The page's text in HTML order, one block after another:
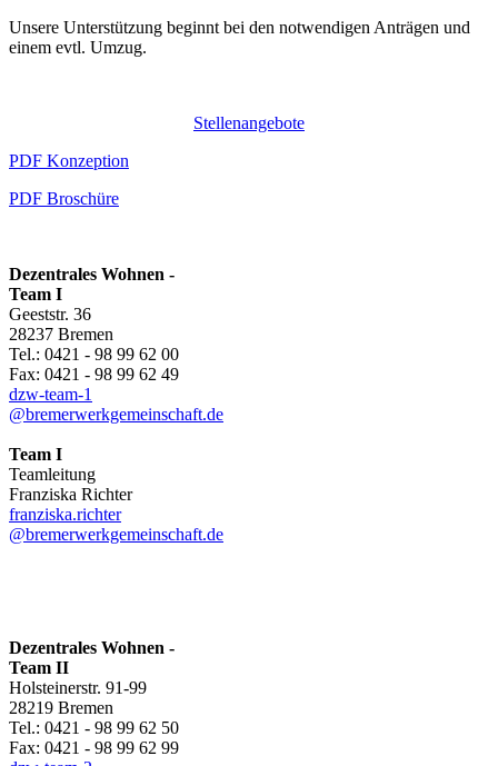
Unsere Unterstützung beginnt bei den notwendigen Anträgen und
einem evtl. Umzug.
Stellenangebote
PDF Konzeption
PDF Broschüre
Dezentrales Wohnen -
Team I
Geeststr. 36
28237 Bremen
Tel.: 0421 - 98 99 62 00
Fax: 0421 - 98 99 62 49
dzw-team-1
@bremerwerkgemeinschaft.de
Team I
Teamleitung
Franziska Richter
franziska.richter
@bremerwerkgemeinschaft.de
Dezentrales Wohnen -
Team II
Holsteinerstr. 91-99
28219 Bremen
Tel.: 0421 - 98 99 62 50
Fax: 0421 - 98 99 62 99